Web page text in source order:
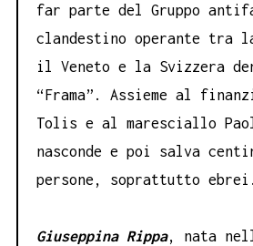
far parte del Gruppo
clandestino operante tra
il Veneto e la Svizzera
“Frama”. Assieme al
Tolis e al maresciallo
nasconde e poi salva
persone, soprattutto ebrei.
Giuseppina Rippa, nata